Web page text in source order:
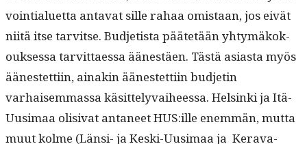
voin­tialuet­ta anta­vat sille rahaa omis­taan, jos eivät
niitä itse tarvitse. Bud­jetista päätetään yhtymäkok­
ouk­ses­sa tarvit­taes­sa äänestäen. Tästä asi­as­ta myös
äänestet­ti­in, ainakin äänestet­ti­in bud­jetin
varhaisem­mas­sa käsit­te­ly­vai­heessa. Helsin­ki ja Itä-
Uusi­maa oli­si­vat anta­neet HUS:ille enem­män, mut­ta
muut kolme (Län­si- ja Kes­ki-Uusi­maa ja Ker­a­va-